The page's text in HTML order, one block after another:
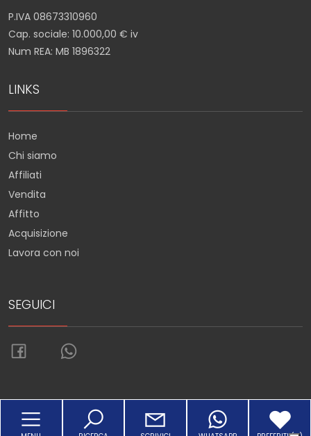
P.IVA 08673310960
Cap. sociale: 10.000,00 € iv
Num REA: MB 1896322
LINKS
Home
Chi siamo
Affiliati
Vendita
Affitto
Acquisizione
Lavora con noi
SEGUICI
Torna su